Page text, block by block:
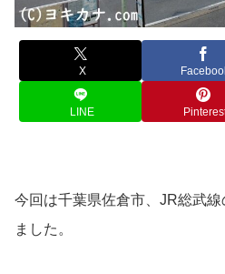
X
LINE
今回は千葉県佐倉市、JR総武線
ました。